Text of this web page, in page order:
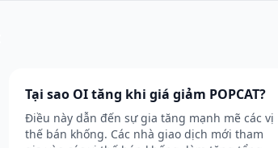
Tại sao OI tăng khi giá giảm POPCAT?
Điều này dẫn đến sự gia tăng mạnh mẽ các vị
thế bán khống. Các nhà giao dịch mới tham